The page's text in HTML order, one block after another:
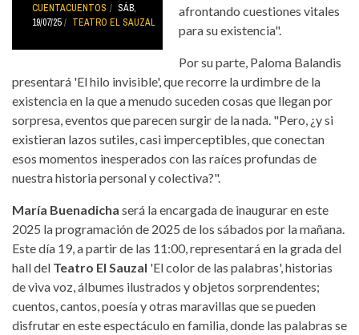
CUENTACUENTOS
SÁB,
19/07/25
TEATRO EL SAUZAL
afrontando cuestiones vitales
para su existencia".
Por su parte, Paloma Balandis
presentará 'El hilo invisible', que recorre la urdimbre de la
existencia en la que a menudo suceden cosas que llegan por
sorpresa, eventos que parecen surgir de la nada. "Pero, ¿y si
existieran lazos sutiles, casi imperceptibles, que conectan
esos momentos inesperados con las raíces profundas de
nuestra historia personal y colectiva?".
María Buenadicha será la encargada de inaugurar en este
2025 la programación de 2025 de los sábados por la mañana.
Este día 19, a partir de las 11:00, representará en la grada del
hall del Teatro El Sauzal 'El color de las palabras', historias
de viva voz, álbumes ilustrados y objetos sorprendentes;
cuentos, cantos, poesía y otras maravillas que se pueden
disfrutar en este espectáculo en familia, donde las palabras se